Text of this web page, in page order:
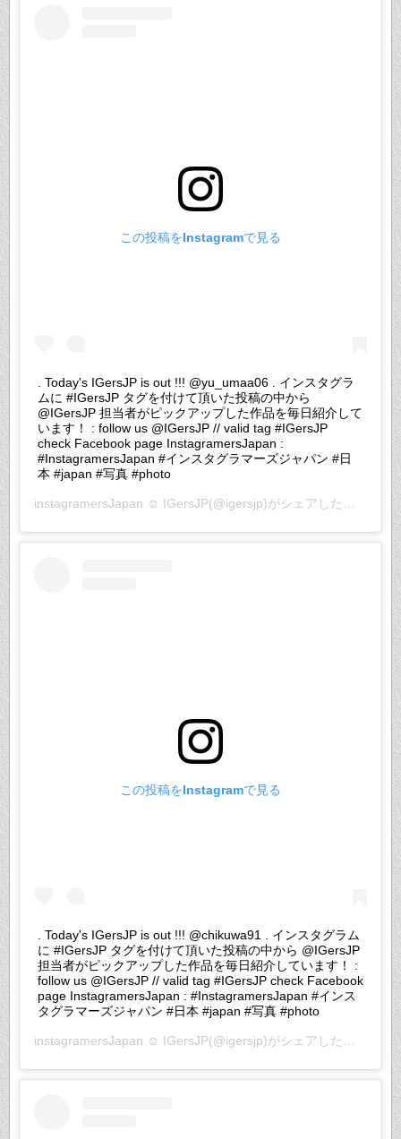
この投稿をInstagramで見る
. Today's IGersJP is out !!! @yu_umaa06 . インスタグラ
ムに #IGersJP タグを付けて頂いた投稿の中から
@IGersJP 担当者がピックアップした作品を毎日紹介して
います！ : follow us @IGersJP // valid tag #IGersJP
check Facebook page InstagramersJapan :
#InstagramersJapan #インスタグラマーズジャパン #日
本 #japan #写真 #photo
instagramersJapan ☺︎ IGersJP(@igersjp)がシェアした投稿 –
この投稿をInstagramで見る
. Today's IGersJP is out !!! @chikuwa91 . インスタグラム
に #IGersJP タグを付けて頂いた投稿の中から @IGersJP
担当者がピックアップした作品を毎日紹介しています！ :
follow us @IGersJP // valid tag #IGersJP check Facebook
page InstagramersJapan : #InstagramersJapan #インス
タグラマーズジャパン #日本 #japan #写真 #photo
instagramersJapan ☺︎ IGersJP(@igersjp)がシェアした投稿 –